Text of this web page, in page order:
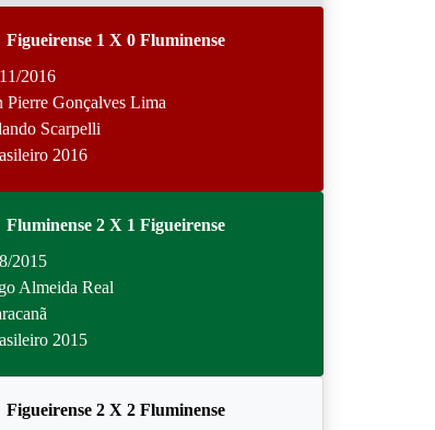
Figueirense 1 X 0 Fluminense
2016
Pierre Gonçalves Lima
Scarpelli
2016
Fluminense 2 X 1 Figueirense
2015
Almeida Real
2015
Figueirense 2 X 2 Fluminense